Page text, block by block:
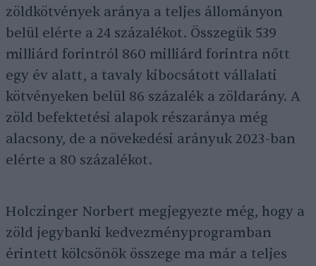
zöldkötvények aránya a teljes állományon
belül elérte a 24 százalékot. Összegük 539
milliárd forintról 860 milliárd forintra nőtt
egy év alatt, a tavaly kibocsátott vállalati
kötvényeken belül 86 százalék a zöldarány. A
zöld befektetési alapok részaránya még
alacsony, de a növekedési arányuk 2023-ban
elérte a 80 százalékot.
Holczinger Norbert megjegyezte még, hogy a
zöld jegybanki kedvezményprogramban
érintett kölcsönök összege ma már a teljes